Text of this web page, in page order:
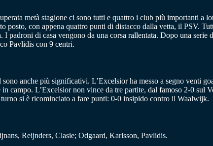
metà stagione ci sono tutti e quattro i club più importanti
posto, con appena quattro punti di distacco dalla vetta, il PSV.
I padroni di casa vengono da una corsa rallentata. Dopo una
Pavlidis con 9 centri.
anche più significativi. L’Excelsior ha messo a segno venti
campo. L’Excelsior non vince da tre partite, dal famoso 2-0 sul
si è ricominciato a fare punti: 0-0 insipido contro il Waalwijk.
Reijnders, Clasie; Odgaard, Karlsson, Pavlidis.